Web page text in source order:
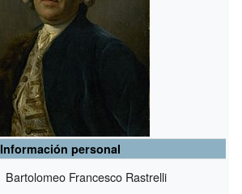
Información personal
Bartolomeo Francesco Rastrelli